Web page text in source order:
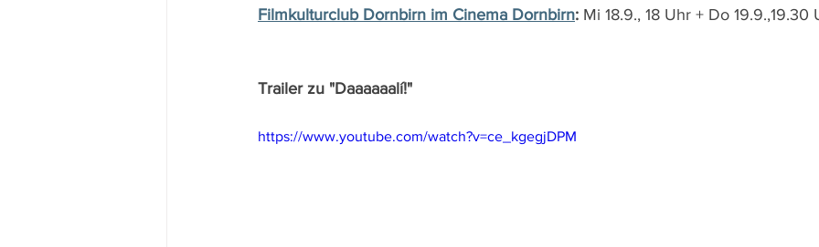
Filmkulturclub Dornbirn im Cinema Dornbirn: Mi 18.9., 18 Uhr + Do 19.9.,19.30
Trailer zu "Daaaaaalí!"
https://www.youtube.com/watch?v=ce_kgegjDPM